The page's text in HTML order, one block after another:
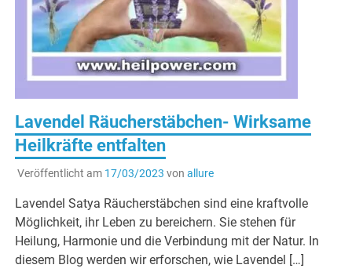
Lavendel Räucherstäbchen- Wirksame
Heilkräfte entfalten
Veröffentlicht am 17/03/2023 von allure
Lavendel Satya Räucherstäbchen sind eine kraftvolle
Möglichkeit, ihr Leben zu bereichern. Sie stehen für
Heilung, Harmonie und die Verbindung mit der Natur. In
diesem Blog werden wir erforschen, wie Lavendel […]